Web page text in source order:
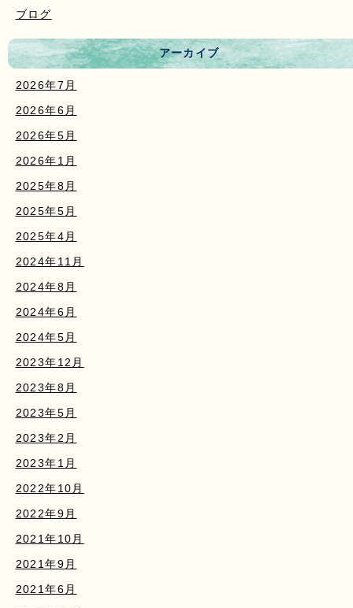
ブログ
アーカイブ
2026年7月
2026年6月
2026年5月
2026年1月
2025年8月
2025年5月
2025年4月
2024年11月
2024年8月
2024年6月
2024年5月
2023年12月
2023年8月
2023年5月
2023年2月
2023年1月
2022年10月
2022年9月
2021年10月
2021年9月
2021年6月